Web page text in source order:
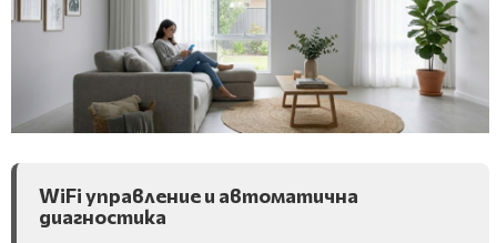
WiFi управление и автоматична
диагностика